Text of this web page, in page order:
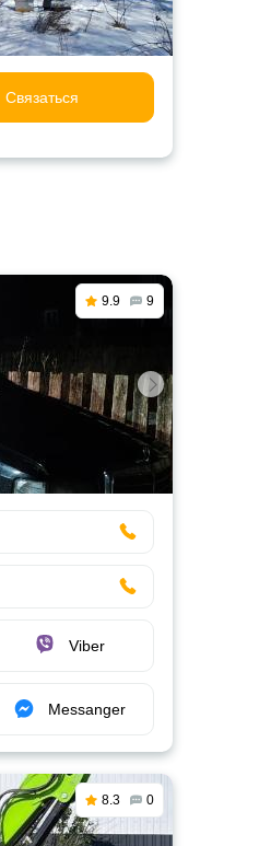
Связаться
9.9 9
Viber
Messanger
8.3 0